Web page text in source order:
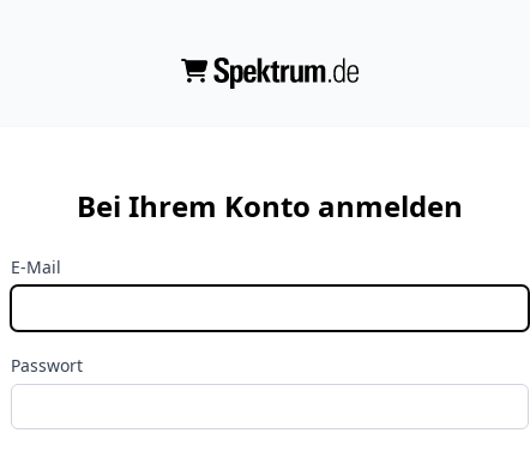
Bei Ihrem Konto anmelden
E-Mail
Passwort